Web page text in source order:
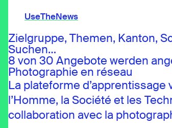
UseTheNews
Thèmes
Offres
Connaissances
Agenda
Zielgruppe, Themen, Kanton,
Suchen…
8 von 30 Angebote werden
Photographie en réseau
La plateforme
l’Homme, la Société et les
collaboration avec la